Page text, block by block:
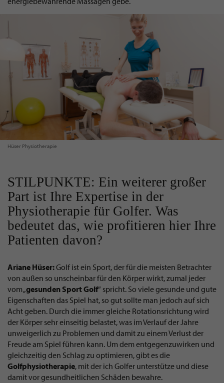
Hüser Physiotherapie
STILPUNKTE: Ein weiterer großer
Part ist Ihre Expertise in der
Physiotherapie für Golfer. Was
bedeutet das, wie profitieren hier Ihre
Patienten davon?
Ariane Hüser:Golf ist ein Sport, der für die meisten Betrachter
von außen so unscheinbar für den Körper wirkt, zumal jeder
vom „gesunden Sport Golf“ spricht. So viele gesunde und gute
Eigenschaften das Spiel hat, so gut sollte man jedoch auf sich
Acht geben. Durch die immer gleiche Rotationsrichtung wird
der Körper sehr einseitig belastet, was im Verlauf der Jahre
unweigerlich zu Problemen und damit zu einem Verlust der
Freude am Spiel führen kann. Um dem entgegenzuwirken und
gleichzeitig den Schlag zu optimieren, gibt es die
Golfphysiotherapie, mit der ich Golfer unterstütze und diese
damit vor gesundheitlichen Schäden bewahre.